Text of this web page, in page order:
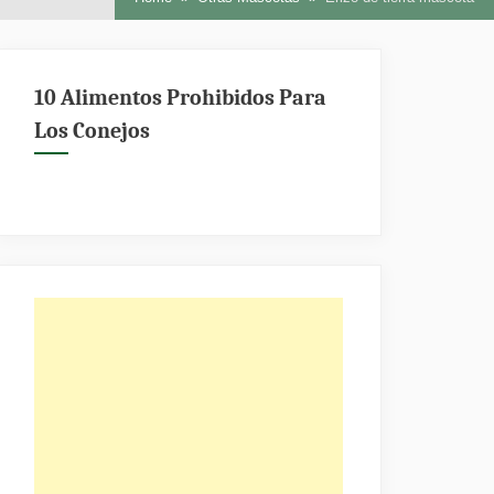
10 Alimentos Prohibidos Para
Los Conejos